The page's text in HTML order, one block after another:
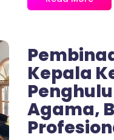
Kepala
Agama,